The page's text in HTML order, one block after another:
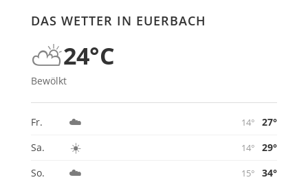
DAS WETTER IN EUERBACH
⛅24°C
Bewölkt
Fr. ☁️ 14°
27°
Sa.
☀️ 14°
29°
So.
☁️ 15° 34°